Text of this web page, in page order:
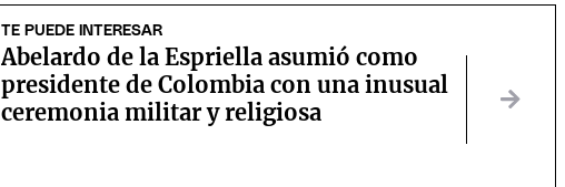
TE PUEDE INTERESAR
Abelardo de la Espriella asumió como
presidente de Colombia con una inusual
ceremonia militar y religiosa